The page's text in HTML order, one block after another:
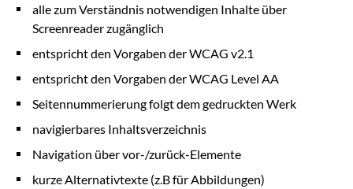
alle zum Verständnis notwendigen Inhalte über
Screenreader zugänglich
entspricht den Vorgaben der WCAG v2.1
entspricht den Vorgaben der WCAG Level AA
Seitennummerierung folgt dem gedruckten Werk
navigierbares Inhaltsverzeichnis
Navigation über vor-/zurück-Elemente
kurze Alternativtexte (z.B für Abbildungen)